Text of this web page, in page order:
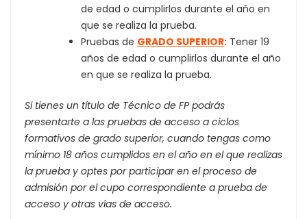
de edad o cumplirlos durante el año en
que se realiza la prueba.
Pruebas de GRADO SUPERIOR: Tener 19
años de edad o cumplirlos durante el año
en que se realiza la prueba.
Si tienes un título de Técnico de FP podrás
presentarte a las pruebas de acceso a ciclos
formativos de grado superior, cuando tengas como
mínimo 18 años cumplidos en el año en el que realizas
la prueba y optes por participar en el proceso de
admisión por el cupo correspondiente a prueba de
acceso y otras vías de acceso.